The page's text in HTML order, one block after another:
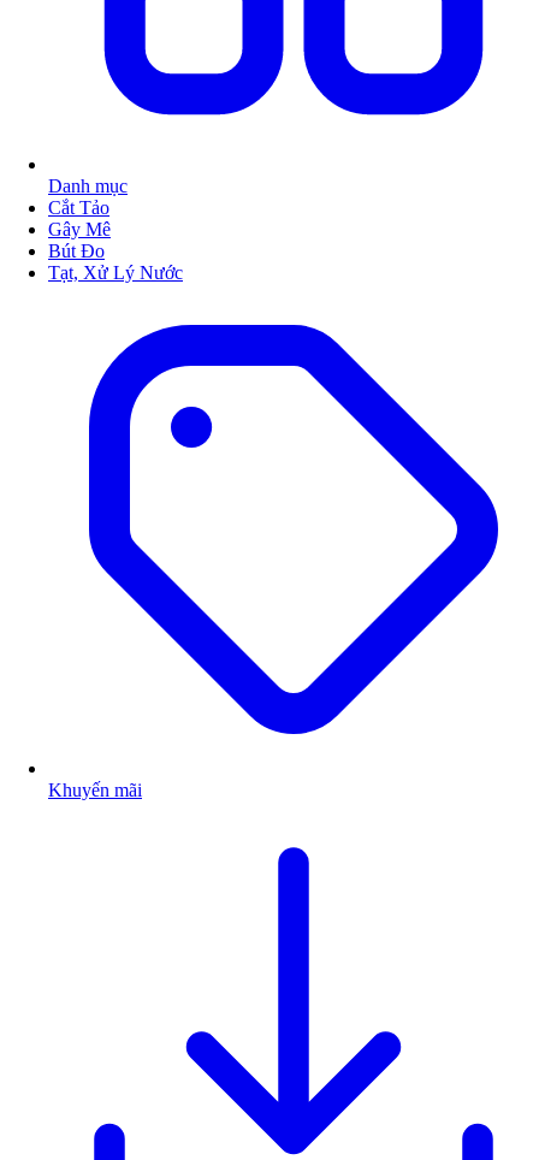
Danh mục
Cắt Tảo
Gây Mê
Bút Đo
Tạt, Xử Lý Nước
Khuyến mãi